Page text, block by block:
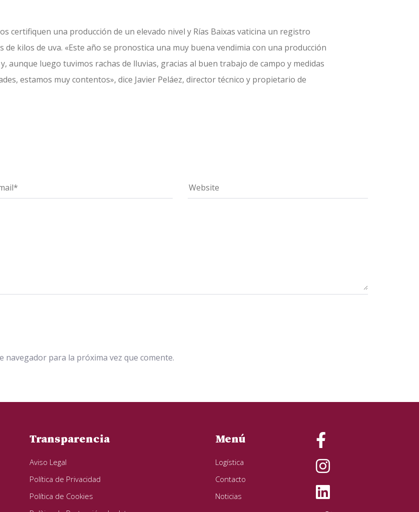
certifiquen una producción de un elevado nivel y Rías Baixas vaticina un registro
kilos de uva. «Este año se pronostica una muy buena vendimia con una producción
aunque luego tuvimos rachas de lluvias, gracias al buen trabajo de campo y medidas
estamos muy contentos», dice Javier Peláez, director técnico y propietario de
para la próxima vez que comente.
Transparencia
Aviso Legal
Política de Privacidad
Política de Cookies
Menú
Logística
Contacto
Noticias